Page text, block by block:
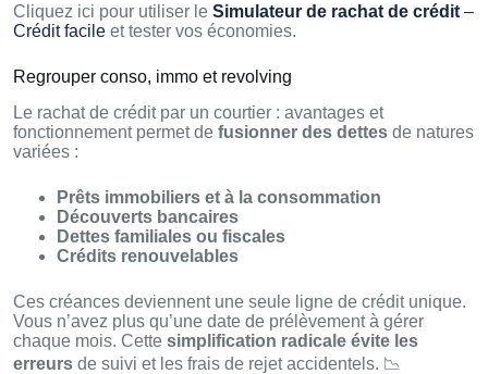
Cliquez ici pour utiliser le Simulateur de rachat de crédit –
Crédit facile et tester vos économies.
Regrouper conso, immo et revolving
Le rachat de crédit par un courtier : avantages et
fonctionnement permet de fusionner des dettes de natures
variées :
Prêts immobiliers et à la consommation
Découverts bancaires
Dettes familiales ou fiscales
Crédits renouvelables
Ces créances deviennent une seule ligne de crédit unique.
Vous n’avez plus qu’une date de prélèvement à gérer
chaque mois. Cette simplification radicale évite les
erreurs de suivi et les frais de rejet accidentels. 📉